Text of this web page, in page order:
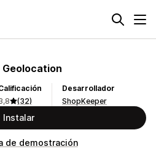
(32)
Desarrollador
ShopKeeper
Instalar
de demostración